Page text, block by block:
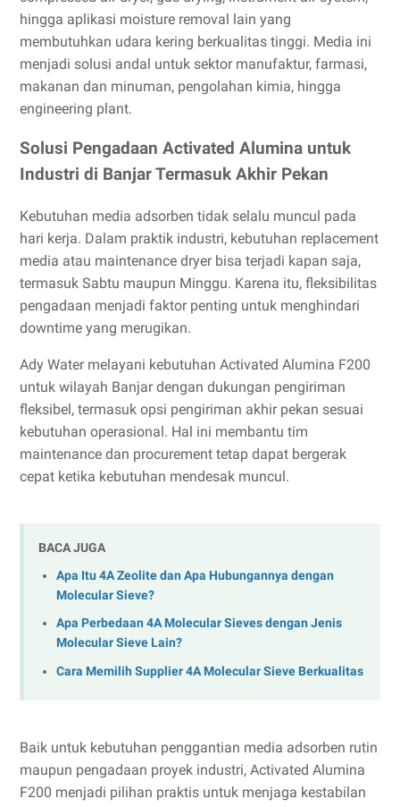
hingga aplikasi moisture removal lain yang
membutuhkan udara kering berkualitas tinggi. Media ini
menjadi solusi andal untuk sektor manufaktur, farmasi,
makanan dan minuman, pengolahan kimia, hingga
engineering plant.
Solusi Pengadaan Activated Alumina untuk
Industri di Banjar Termasuk Akhir Pekan
Kebutuhan media adsorben tidak selalu muncul pada
hari kerja. Dalam praktik industri, kebutuhan replacement
media atau maintenance dryer bisa terjadi kapan saja,
termasuk Sabtu maupun Minggu. Karena itu, fleksibilitas
pengadaan menjadi faktor penting untuk menghindari
downtime yang merugikan.
Ady Water melayani kebutuhan Activated Alumina F200
untuk wilayah Banjar dengan dukungan pengiriman
fleksibel, termasuk opsi pengiriman akhir pekan sesuai
kebutuhan operasional. Hal ini membantu tim
maintenance dan procurement tetap dapat bergerak
cepat ketika kebutuhan mendesak muncul.
BACA JUGA
Apa Itu 4A Zeolite dan Apa Hubungannya dengan
Molecular Sieve?
Apa Perbedaan 4A Molecular Sieves dengan Jenis
Molecular Sieve Lain?
Cara Memilih Supplier 4A Molecular Sieve Berkualitas
Baik untuk kebutuhan penggantian media adsorben rutin
maupun pengadaan proyek industri, Activated Alumina
F200 menjadi pilihan praktis untuk menjaga kestabilan